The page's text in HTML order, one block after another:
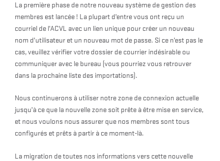
La première phase de notre nouveau système de gestion des
membres est lancée ! La plupart d’entre vous ont reçu un
courriel de l’ACVL avec un lien unique pour créer un nouveau
nom d’utilisateur et un nouveau mot de passe. Si ce n’est pas le
cas, veuillez vérifier votre dossier de courrier indésirable ou
communiquer avec le bureau (vous pourriez vous retrouver
dans la prochaine liste des importations).
Nous continuerons à utiliser notre zone de connexion actuelle
jusqu’à ce que la nouvelle zone soit prête à être mise en service,
et nous voulons nous assurer que nos membres sont tous
configurés et prêts à partir à ce moment-là.
La migration de toutes nos informations vers cette nouvelle